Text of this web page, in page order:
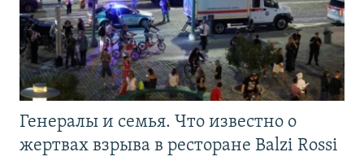
Генералы и семья. Что известно о
жертвах взрыва в ресторане Balzi Rossi